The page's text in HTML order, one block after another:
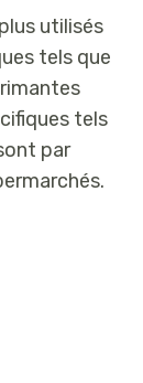
utilisés
tels que
tels
par